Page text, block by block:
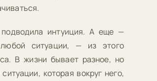
интуиция. А еще —
ситуации, — из этого
В жизни бывает разное, но
которая вокруг него,